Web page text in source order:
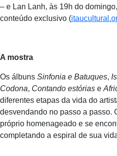
– e Lan Lanh, às 19h do
conteúdo exclusivo (
A mostra
Os álbuns Sinfonia e Batuques,
Codona, Contando estórias e
diferentes etapas da vida do
desvendando no passo a passo.
próprio homenageado e se
completando a espiral de sua